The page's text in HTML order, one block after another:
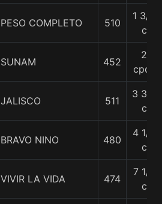
PESO COMPLETO 510
1 3/4
c
SUNAM 452
2
cpos
JALISCO 511
3 3/4
c
BRAVO NINO 480
4 1/4
c
VIVIR LA VIDA 474
7 1/2
c